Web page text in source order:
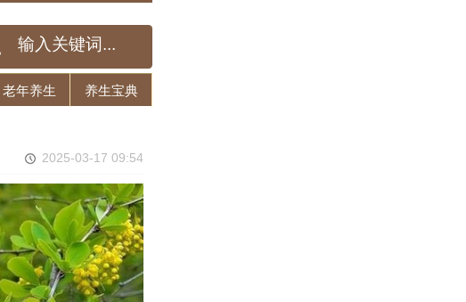
老年养生 养生宝典
2025-03-17 09:54